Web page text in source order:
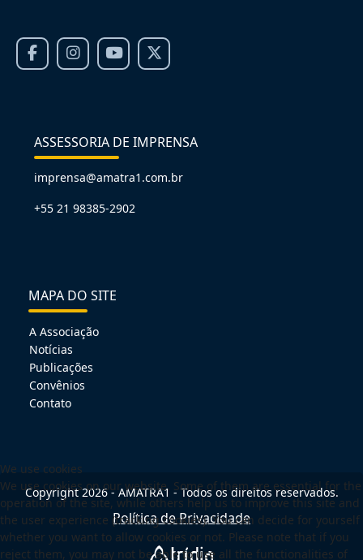
ASSESSORIA DE IMPRENSA
imprensa@amatra1.com.br
+55 21 98385-2902
MAPA DO SITE
A Associação
Notícias
Publicações
Convênios
Contato
Copyright 2026 - AMATRA1 - Todos os direitos reservados.
Política de Privacidade
We use cookies
We use cookies on our website. Some of them are essential for the
operation of the site, while others help us to improve this site and
the user experience (tracking cookies). You can decide for yourself
whether you want to allow cookies or not. Please note that if you
reject them, you may not be able to use all the functionalities of